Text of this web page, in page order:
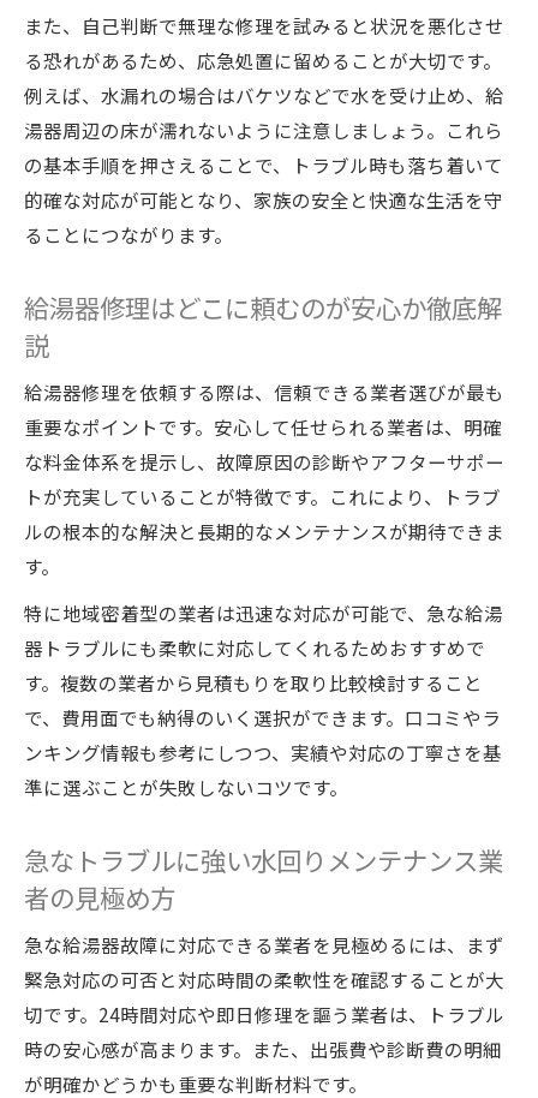
テナンス法
水回りメンテナンスで知っておきたい注意
点
修理費用の相場を知り無駄を省く方法
水回りメンテナンスと給湯器修理費用の関
係性
給湯器修理相場を把握して無駄な出費を防
水回りメンテナンスで追加費用を抑えるポ
給湯器修理の見積もり比較で納得の価格選
び
修理費用を賢く節約する水回りメンテナン
ス術
給湯器修理か交換か迷った時の見極め方
の違い
給湯器修理か交換か迷う時の基準とチェッ
ク法
給湯器の寿命やトラブル症状から選ぶポイ
ント
給湯器修理か交換か迷った時の相談先と流
水回りメンテナンスで現状をしっかり確認
する方法
業者選びで失敗しないための判断基準
水回りメンテナンスで信頼できる業者の見
極め術
給湯器修理業者ランキングの活用ポイント
また、自己判断で無理な修理を試みると状況を悪化させ
る恐れがあるため、応急処置に留めることが大切です。
例えば、水漏れの場合はバケツなどで水を受け止め、給
湯器周辺の床が濡れないように注意しましょう。これら
の基本手順を押さえることで、トラブル時も落ち着いて
的確な対応が可能となり、家族の安全と快適な生活を守
ることにつながります。
給湯器修理はどこに頼むのが安心か徹底解
説
給湯器修理を依頼する際は、信頼できる業者選びが最も
重要なポイントです。安心して任せられる業者は、明確
な料金体系を提示し、故障原因の診断やアフターサポー
トが充実していることが特徴です。これにより、トラブ
ルの根本的な解決と長期的なメンテナンスが期待できま
す。
特に地域密着型の業者は迅速な対応が可能で、急な給湯
器トラブルにも柔軟に対応してくれるためおすすめで
す。複数の業者から見積もりを取り比較検討すること
で、費用面でも納得のいく選択ができます。口コミやラ
ンキング情報も参考にしつつ、実績や対応の丁寧さを基
準に選ぶことが失敗しないコツです。
急なトラブルに強い水回りメンテナンス業
者の見極め方
急な給湯器故障に対応できる業者を見極めるには、まず
緊急対応の可否と対応時間の柔軟性を確認することが大
切です。24時間対応や即日修理を謳う業者は、トラブル
時の安心感が高まります。また、出張費や診断費の明細
が明確かどうかも重要な判断材料です。